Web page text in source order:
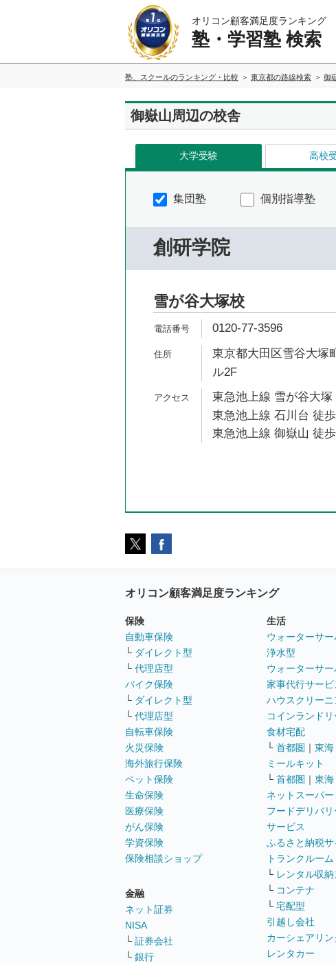
オリコン顧客満足度ランキング
塾・学習塾 検索
塾、スクールのランキング・比較 東京都の路線検索 御
御嶽山周辺の校舎
大学受験 高校
集団塾 個別指導塾
創研学院
雪が谷大塚校
0120-77-3596
東京都大田区雪谷大塚
ル2F
東急池上線 雪が谷大塚
東急池上線 石川台 徒
東急池上線 御嶽山 徒
オリコン顧客満足度ランキング
保険
自動車保険
└ ダイレクト型
└ 代理店型
バイク保険
└ ダイレクト型
└ 代理店型
自転車保険
火災保険
海外旅行保険
ペット保険
生命保険
医療保険
がん保険
学資保険
保険相談ショップ
金融
ネット証券
NISA
└ 証券会社
└ 銀行
生活
ウォーターサー
浄水型
ウォーターサー
家事代行サービ
ハウスクリーニ
コインランドリ
食材宅配
└ 首都圏 ｜ 東海
ミールキット
└ 首都圏 ｜ 東海
ネットスーパー
フードデリバリ
サービス
ふるさと納税サ
トランクルーム
└ レンタル収
└ コンテナ
└ 宅配型
引越し会社
カーシェアリン
レンタカー